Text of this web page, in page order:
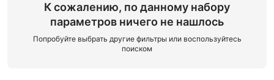
К сожалению, по данному набору
параметров ничего не нашлось
Попробуйте выбрать другие фильтры или воспользуйтесь
поиском